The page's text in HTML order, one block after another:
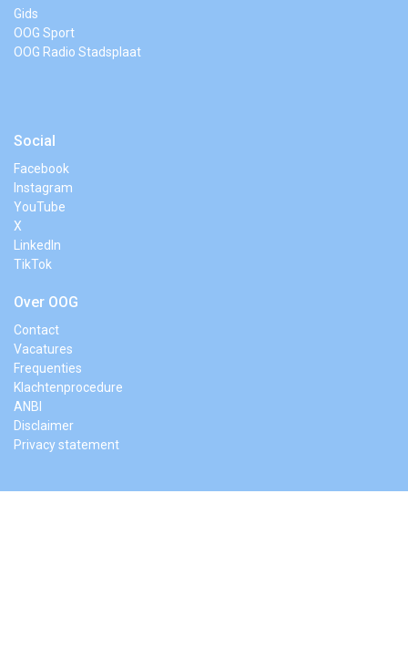
Gids
OOG Sport
OOG Radio Stadsplaat
Social
Facebook
Instagram
YouTube
X
LinkedIn
TikTok
Over OOG
Contact
Vacatures
Frequenties
Klachtenprocedure
ANBI
Disclaimer
Privacy statement